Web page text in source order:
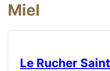
Miel
Le Rucher